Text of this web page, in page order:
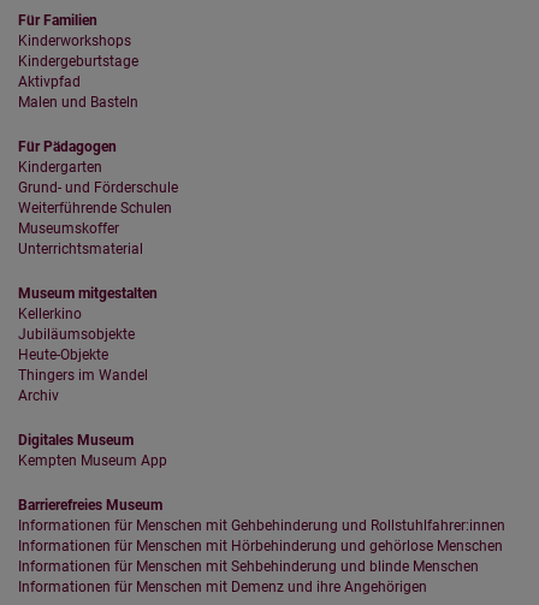
Für Familien
Kinderworkshops
Kindergeburtstage
Aktivpfad
Malen und Basteln
Für Pädagogen
Kindergarten
Grund- und Förderschule
Weiterführende Schulen
Museumskoffer
Unterrichtsmaterial
Museum mitgestalten
Kellerkino
Jubiläumsobjekte
Heute-Objekte
Thingers im Wandel
Archiv
Digitales Museum
Kempten Museum App
Barrierefreies Museum
Informationen für Menschen mit Gehbehinderung und Rollstuhlfahrer:innen
Informationen für Menschen mit Hörbehinderung und gehörlose Menschen
Informationen für Menschen mit Sehbehinderung und blinde Menschen
Informationen für Menschen mit Demenz und ihre Angehörigen